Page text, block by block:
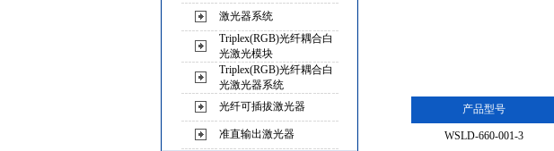
激光器系统
Triplex(RGB)光纤耦合白
光激光模块
Triplex(RGB)光纤耦合白
光激光器系统
光纤可插拔激光器
准直输出激光器
产品型号
WSLD-660-001-3